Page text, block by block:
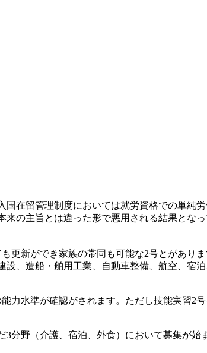
在留管理制度においては就労資格での単純
の主旨とは違った形で悪用される結果とな
更新ができ家族の帯同も可能な2号とがあり
、造船・舶用工業、自動車整備、航空、宿
力水準が確認がされます。ただし技能実習2
分野（介護、宿泊、外食）において募集が